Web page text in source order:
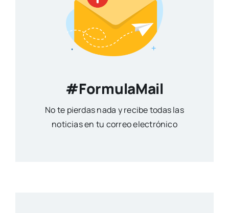
#FormulaMail
No te pierdas nada y recibe todas las
noticias en tu correo electrónico